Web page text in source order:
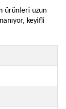
ürünleri uzun
keyifli